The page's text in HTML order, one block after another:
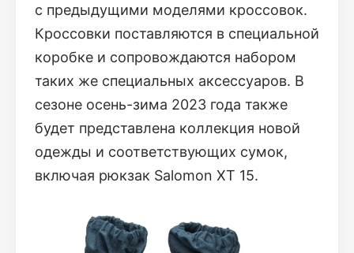
с предыдущими моделями кроссовок.
Кроссовки поставляются в специальной
коробке и сопровождаются набором
таких же специальных аксессуаров. В
сезоне осень-зима 2023 года также
будет представлена коллекция новой
одежды и соответствующих сумок,
включая рюкзак Salomon XT 15.